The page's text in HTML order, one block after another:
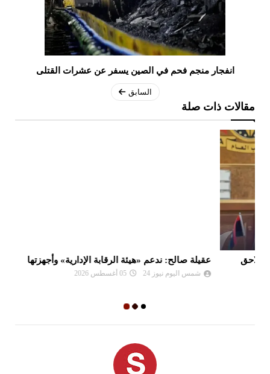
انفجار منجم فحم في الصين يسفر عن عشرات القتلى
السابق
مقالات ذات صلة
عقيلة صالح: ندعم «هيئة الرقابة الإدارية» وأجهزتها
شمس اليوم نيوز 24 05 أغسطس 2026